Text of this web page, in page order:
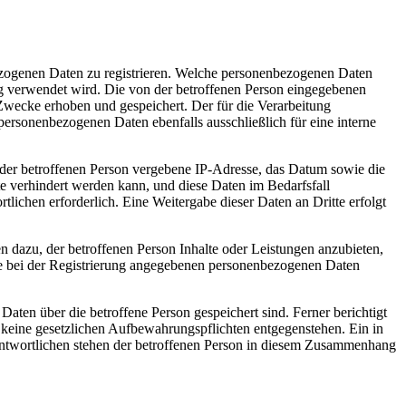
Daten zu registrieren. Welche personenbezogenen Daten
wird. Die von der betroffenen Person eingegebenen
erhoben und gespeichert. Der für die Verarbeitung
Daten ebenfalls ausschließlich für eine interne
betroffenen Person vergebene IP-Adresse, das Datum sowie die
verhindert werden kann, und diese Daten im Bedarfsfall
erforderlich. Eine Weitergabe dieser Daten an Dritte erfolgt
der betroffenen Person Inhalte oder Leistungen anzubieten,
der Registrierung angegebenen personenbezogenen Daten
über die betroffene Person gespeichert sind. Ferner berichtigt
gesetzlichen Aufbewahrungspflichten entgegenstehen. Ein in
stehen der betroffenen Person in diesem Zusammenhang